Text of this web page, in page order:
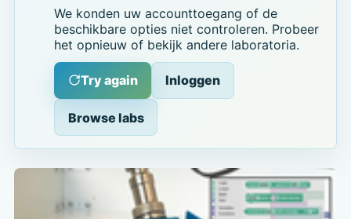
We konden uw accounttoegang of de
beschikbare opties niet controleren. Probeer
het opnieuw of bekijk andere laboratoria.
Try again Inloggen
Browse labs